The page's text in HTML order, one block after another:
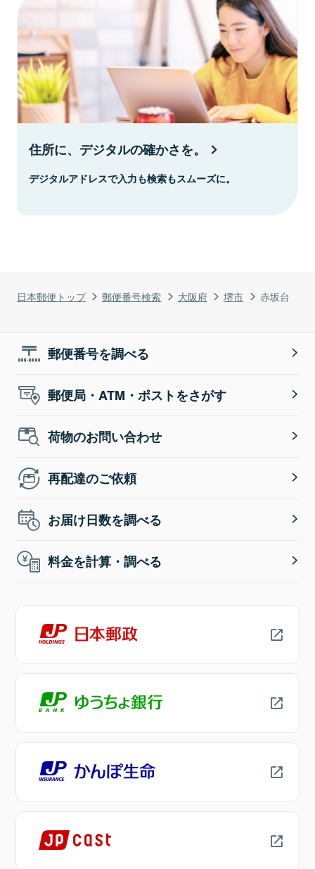
日本郵便トップ 郵便番号検索 大阪府 堺市 赤坂台
住所に、デジタルの確かさを。
デジタルアドレスで入力も検索もスムーズに。
郵便番号を調べる
郵便局・ATM・ポストをさがす
荷物のお問い合わせ
再配達のご依頼
お届け日数を調べる
料金を計算・調べる